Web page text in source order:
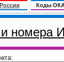
Коды
номера